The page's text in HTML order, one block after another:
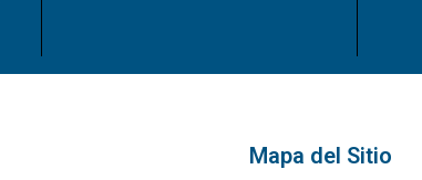
Mapa del Sitio